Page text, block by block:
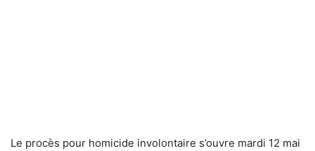
Le procès pour homicide involontaire s’ouvre mardi 12 mai